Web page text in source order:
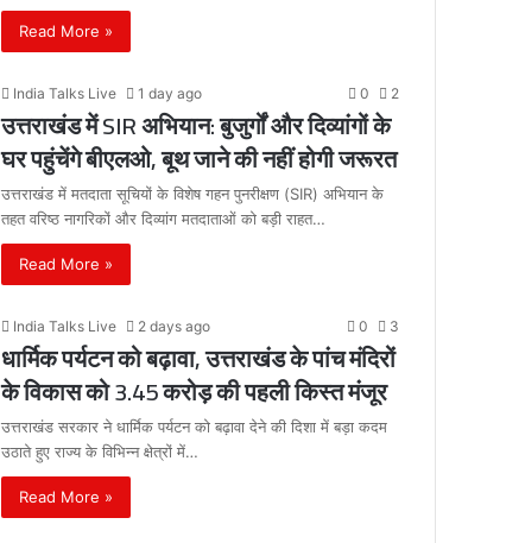
Read More »
India Talks Live 1 day ago 0 2
उत्तराखंड में SIR अभियान: बुजुर्गों और दिव्यांगों के
घर पहुंचेंगे बीएलओ, बूथ जाने की नहीं होगी जरूरत
उत्तराखंड में मतदाता सूचियों के विशेष गहन पुनरीक्षण (SIR) अभियान के
तहत वरिष्ठ नागरिकों और दिव्यांग मतदाताओं को बड़ी राहत…
Read More »
India Talks Live 2 days ago 0 3
धार्मिक पर्यटन को बढ़ावा, उत्तराखंड के पांच मंदिरों
के विकास को 3.45 करोड़ की पहली किस्त मंजूर
उत्तराखंड सरकार ने धार्मिक पर्यटन को बढ़ावा देने की दिशा में बड़ा कदम
उठाते हुए राज्य के विभिन्न क्षेत्रों में…
Read More »